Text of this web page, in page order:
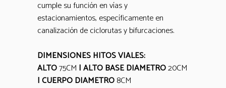
cumple su función en vías y
estacionamientos, específicamente en
canalización de ciclorutas y bifurcaciones.
DIMENSIONES HITOS VIALES:
ALTO75CM |ALTO BASE DIAMETRO20CM
| CUERPO DIAMETRO8CM